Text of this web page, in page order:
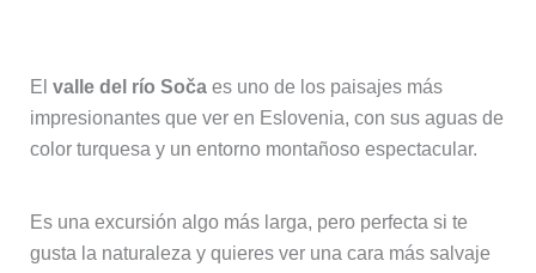
El valle del río Sočaes uno de los paisajes más
impresionantes que ver en Eslovenia, con sus aguas de
color turquesa y un entorno montañoso espectacular.
Es una excursión algo más larga, pero perfecta si te
gusta la naturaleza y quieres ver una cara más salvaje